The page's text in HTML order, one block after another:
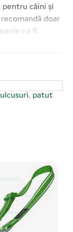
câini și
doar
va fi
Exterior,
S:
cm
în diverse
unei anumite
afișat
, patut